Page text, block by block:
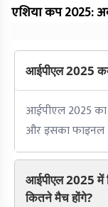
एशिया कप 2025:
आईपीएल 2025
आईपीएल 2025
और इसका फाइनल
आईपीएल 2025 में
कितने मैच होंगे?